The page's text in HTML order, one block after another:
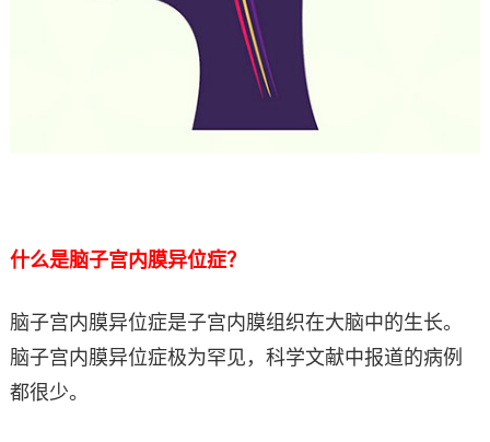
什么是脑子宫内膜异位症？
脑子宫内膜异位症是子宫内膜组织在大脑中的生长。
脑子宫内膜异位症极为罕见，科学文献中报道的病例
都很少。